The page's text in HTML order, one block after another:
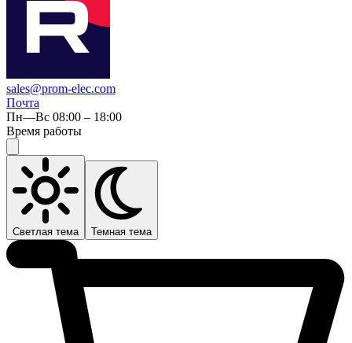
sales@prom-elec.com
Почта
Пн—Вс 08:00 – 18:00
Время работы
Светлая тема Темная тема